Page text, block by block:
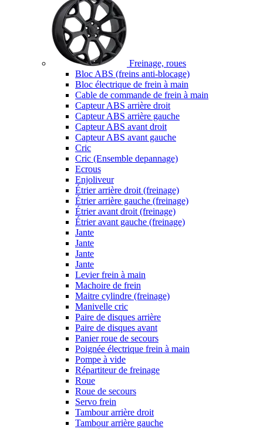
Freinage, roues
Bloc ABS (freins anti-blocage)
Bloc électrique de frein à main
Cable de commande de frein à main
Capteur ABS arrière droit
Capteur ABS arrière gauche
Capteur ABS avant droit
Capteur ABS avant gauche
Cric
Cric (Ensemble depannage)
Ecrous
Enjoliveur
Étrier arrière droit (freinage)
Étrier arrière gauche (freinage)
Étrier avant droit (freinage)
Étrier avant gauche (freinage)
Jante
Jante
Jante
Jante
Levier frein à main
Machoire de frein
Maitre cylindre (freinage)
Manivelle cric
Paire de disques arrière
Paire de disques avant
Panier roue de secours
Poignée électrique frein à main
Pompe à vide
Répartiteur de freinage
Roue
Roue de secours
Servo frein
Tambour arrière droit
Tambour arrière gauche